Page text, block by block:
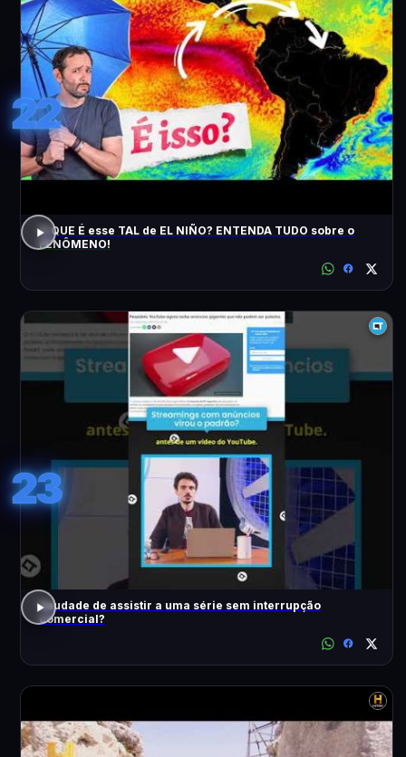
22
O QUE É esse TAL de EL NIÑO? ENTENDA TUDO sobre o
FENÔMENO!
23
Saudade de assistir a uma série sem interrupção
comercial?